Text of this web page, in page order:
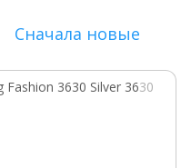
Сначала новые